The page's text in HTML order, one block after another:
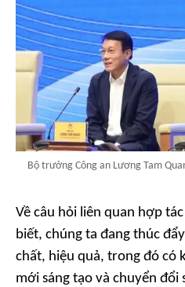
Bộ trưởng Công an Lương Tam
Về câu hỏi liên quan hợp
biết, chúng ta đang thúc
chất, hiệu quả, trong đó có
mới sáng tạo và chuyển đổi